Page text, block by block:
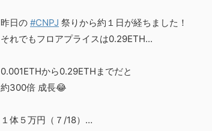
昨日の #CNPJ 祭りから約１日が経ちました！
それでもフロアプライスは0.29ETH...
0.001ETHから0.29ETHまでだと
約300倍 成長😂
１体５万円（７/18）…